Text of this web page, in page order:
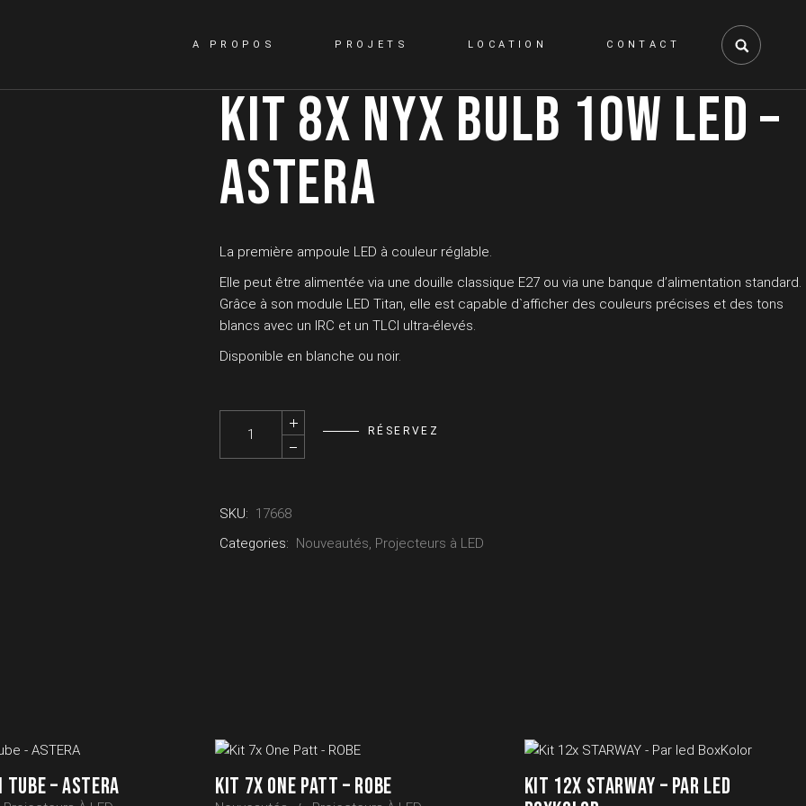
A PROPOS PROJETS LOCATION CONTACT
KIT 8X NYX BULB 10W LED –
ASTERA
La première ampoule LED à couleur réglable.
Elle peut être alimentée via une douille classique E27 ou via une banque d’alimentation standard.
Grâce à son module LED Titan, elle est capable d`afficher des couleurs précises et des tons
blancs avec un IRC et un TLCI ultra-élevés.
Disponible en blanche ou noir.
Kit 8x NYX Bulb 10W led - ASTERA quantity
RÉSERVEZ
SKU: 17668
Categories: Nouveautés, Projecteurs à LED
– ASTERA KIT 7X ONE PATT – ROBE
KIT 12X STARWAY – PAR LED